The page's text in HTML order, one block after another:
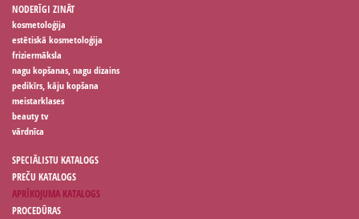
NODERĪGI ZINĀT
kosmetoloģija
estētiskā kosmetoloģija
friziermāksla
nagu kopšanas, nagu dizains
pedikīrs, kāju kopšana
meistarklases
beauty tv
vārdnīca
SPECIĀLISTU KATALOGS
PREČU KATALOGS
APRĪKOJUMA KATALOGS
PROCEDŪRAS